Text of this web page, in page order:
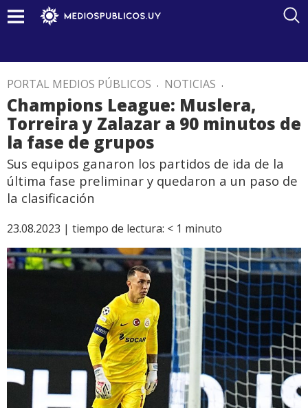
PORTAL MEDIOS PÚBLICOS . NOTICIAS .
Champions League: Muslera,
Torreira y Zalazar a 90 minutos de
la fase de grupos
Sus equipos ganaron los partidos de ida de la
última fase preliminar y quedaron a un paso de
la clasificación
23.08.2023 | tiempo de lectura: < 1 minuto